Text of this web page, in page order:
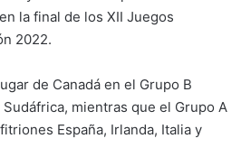
la final de los XII Juegos
2022.
de Canadá en el Grupo B
mientras que el Grupo A
España, Irlanda, Italia y